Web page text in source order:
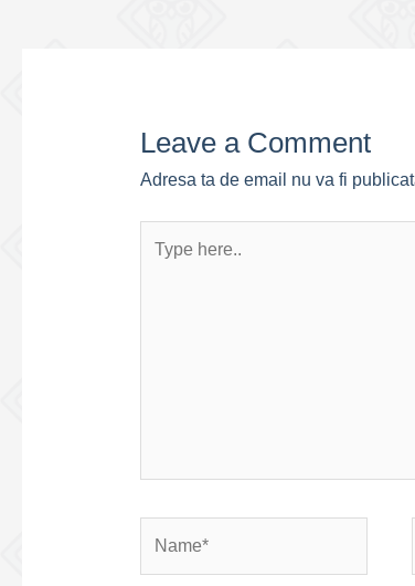
Leave a Comment
Adresa ta de email nu va fi
here..